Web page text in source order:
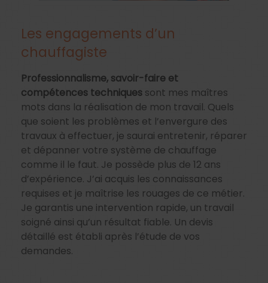
Les engagements d’un
chauffagiste
Professionnalisme, savoir-faire et
compétences techniques sont mes maîtres
mots dans la réalisation de mon travail. Quels
que soient les problèmes et l’envergure des
travaux à effectuer, je saurai entretenir, réparer
et dépanner votre système de chauffage
comme il le faut. Je possède plus de 12 ans
d’expérience. J’ai acquis les connaissances
requises et je maîtrise les rouages de ce métier.
Je garantis une intervention rapide, un travail
soigné ainsi qu’un résultat fiable. Un devis
détaillé est établi après l’étude de vos
demandes.